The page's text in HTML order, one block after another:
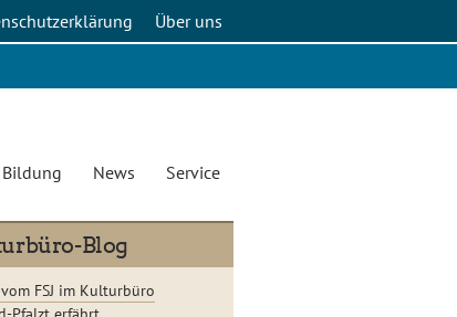
Über uns
News Service
Blog
FSJ im Kulturbüro